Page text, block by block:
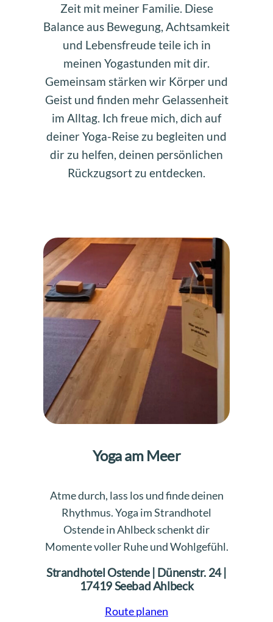
Zeit mit meiner Familie. Diese
Balance aus Bewegung, Achtsamkeit
und Lebensfreude teile ich in
meinen Yogastunden mit dir.
Gemeinsam stärken wir Körper und
Geist und finden mehr Gelassenheit
im Alltag. Ich freue mich, dich auf
deiner Yoga-Reise zu begleiten und
dir zu helfen, deinen persönlichen
Rückzugsort zu entdecken.
Yoga am Meer
Atme durch, lass los und finde deinen
Rhythmus. Yoga im Strandhotel
Ostende in Ahlbeck schenkt dir
Momente voller Ruhe und Wohlgefühl.
Strandhotel Ostende | Dünenstr. 24 |
17419 Seebad Ahlbeck
Route planen